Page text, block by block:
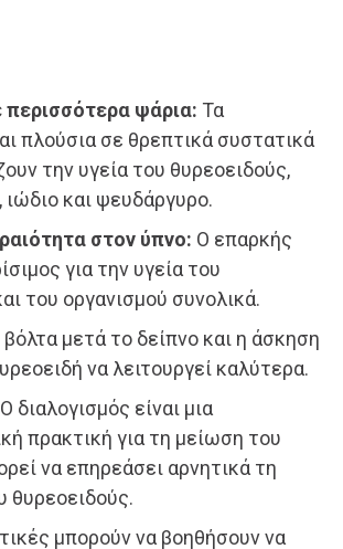
ψάρια: Τα
πλούσια σε θρεπτικά συστατικά
την υγεία του θυρεοειδούς,
και ψευδάργυρο.
στον ύπνο: Ο επαρκής
για την υγεία του
του οργανισμού συνολικά.
μετά το δείπνο και η άσκηση
να λειτουργεί καλύτερα.
διαλογισμός είναι μια
πρακτική για τη μείωση του
να επηρεάσει αρνητικά τη
θυρεοειδούς.
μπορούν να βοηθήσουν να